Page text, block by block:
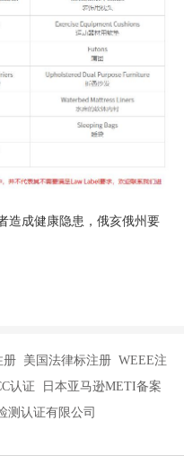
造成健康隐患，俄亥俄州要
美国法律标注册 WEEE注
认证 日本亚马逊METI备案
测认证有限公司